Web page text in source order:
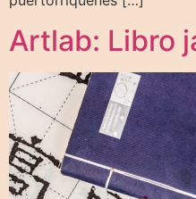
Artlab: Libro